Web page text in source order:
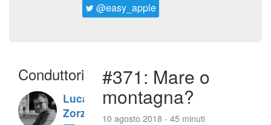
@easy_apple
Conduttori
Luca
Zorzi
#371: Mare o
montagna?
10 agosto 2018 - 45 minuti